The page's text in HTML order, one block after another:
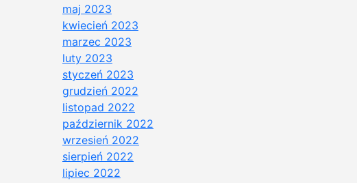
maj 2023
kwiecień 2023
marzec 2023
luty 2023
styczeń 2023
grudzień 2022
listopad 2022
październik 2022
wrzesień 2022
sierpień 2022
lipiec 2022